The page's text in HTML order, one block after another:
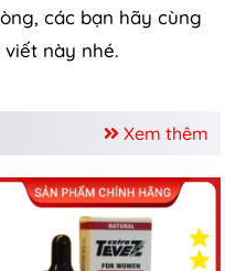
các bạn hãy cùng
này nhé.
Xem thêm